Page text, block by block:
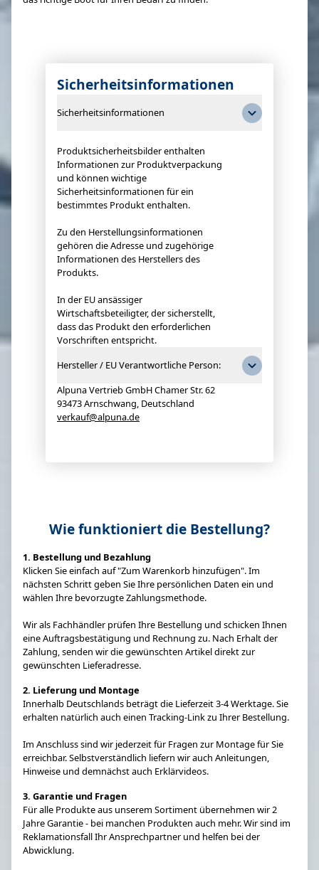
Sicherheitsinformationen
Sicherheitsinformationen
Produktsicherheitsbilder enthalten
Informationen zur Produktverpackung
und können wichtige
Sicherheitsinformationen für ein
bestimmtes Produkt enthalten.
Zu den Herstellungsinformationen
gehören die Adresse und zugehörige
Informationen des Herstellers des
Produkts.
In der EU ansässiger
Wirtschaftsbeteiligter, der sicherstellt,
dass das Produkt den erforderlichen
Vorschriften entspricht.
Hersteller / EU Verantwortliche Person:
Alpuna Vertrieb GmbH Chamer Str. 62
93473 Arnschwang, Deutschland
verkauf@alpuna.de
Wie funktioniert die Bestellung?
1. Bestellung und Bezahlung
Klicken Sie einfach auf "Zum Warenkorb hinzufügen". Im
nächsten Schritt geben Sie Ihre persönlichen Daten ein und
wählen Ihre bevorzugte Zahlungsmethode.
Wir als Fachhändler prüfen Ihre Bestellung und schicken Ihnen
eine Auftragsbestätigung und Rechnung zu. Nach Erhalt der
Zahlung, senden wir die gewünschten Artikel direkt zur
gewünschten Lieferadresse.
2. Lieferung und Montage
Innerhalb Deutschlands beträgt die Lieferzeit 3-4 Werktage. Sie
erhalten natürlich auch einen Tracking-Link zu Ihrer Bestellung.
Im Anschluss sind wir jederzeit für Fragen zur Montage für Sie
erreichbar. Selbstverständlich liefern wir auch Anleitungen,
Hinweise und demnächst auch Erklärvideos.
3. Garantie und Fragen
Für alle Produkte aus unserem Sortiment übernehmen wir 2
Jahre Garantie - bei manchen Produkten auch mehr. Wir sind im
Reklamationsfall Ihr Ansprechpartner und helfen bei der
Abwicklung.